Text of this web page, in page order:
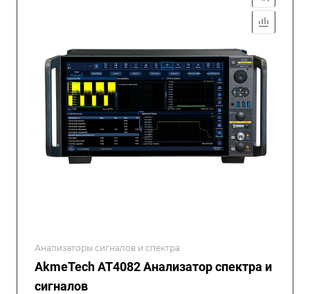
Анализаторы сигналов и спектра
AkmeTech AT4082 Анализатор спектра и
сигналов